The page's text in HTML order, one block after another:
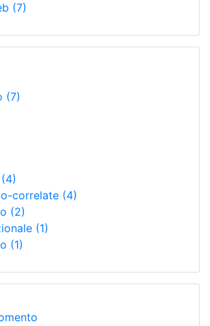
(7)
(7)
(4)
correlate (4)
(2)
(1)
(1)